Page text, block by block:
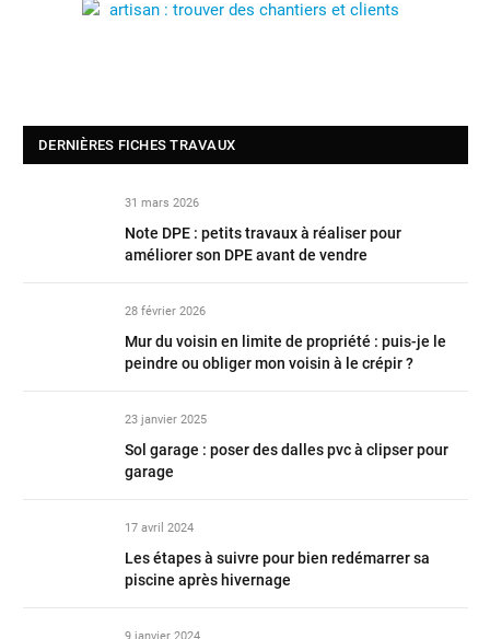
DERNIÈRES FICHES TRAVAUX
31 mars 2026
Note DPE : petits travaux à réaliser pour
améliorer son DPE avant de vendre
28 février 2026
Mur du voisin en limite de propriété : puis-je le
peindre ou obliger mon voisin à le crépir ?
23 janvier 2025
Sol garage : poser des dalles pvc à clipser pour
garage
17 avril 2024
Les étapes à suivre pour bien redémarrer sa
piscine après hivernage